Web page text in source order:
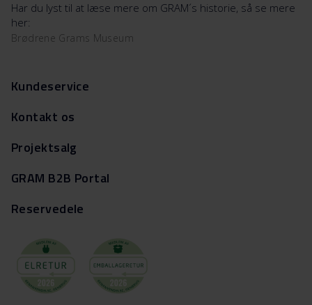
Har du lyst til at læse mere om GRAM´s historie, så se mere
her:
Brødrene Grams Museum
Kundeservice
Kontakt os
Projektsalg
GRAM B2B Portal
Reservedele